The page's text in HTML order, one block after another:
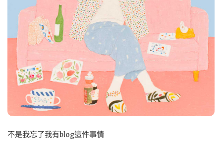
不是我忘了我有blog這件事情